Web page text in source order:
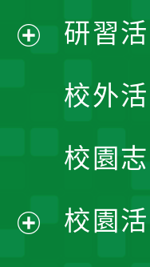
單
研習
校外
校園
校園